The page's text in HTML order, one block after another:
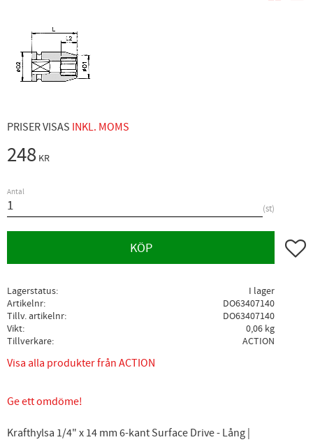
PRISER VISAS INKL. MOMS
248 KR
Antal
st
KÖP Lägg
Lagerstatus
I lager
Artikelnr
DO63407140
Tillv. artikelnr
DO63407140
Vikt
0,06 kg
Tillverkare
ACTION
Visa alla produkter från ACTION
Ge ett omdöme!
Krafthylsa 1/4" x 14 mm 6-kant Surface Drive - Lång |